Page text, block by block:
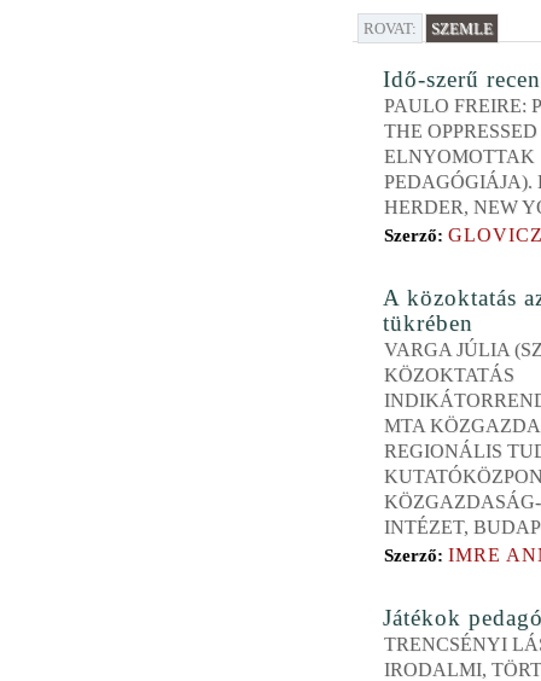
ROVAT: SZEMLE
Idő-szerű
PAULO FREIRE:
THE
ELNYOMOTTAK
PEDAGÓGIÁJA).
HERDER, NEW
Szerző:
A közoktatás
tükrében
VARGA JÚLIA
KÖZOKTATÁS
MTA
REGIONÁLIS
INTÉZET,
Szerző: IMRE
Játékok
TRENCSÉNYI
IRODALMI,